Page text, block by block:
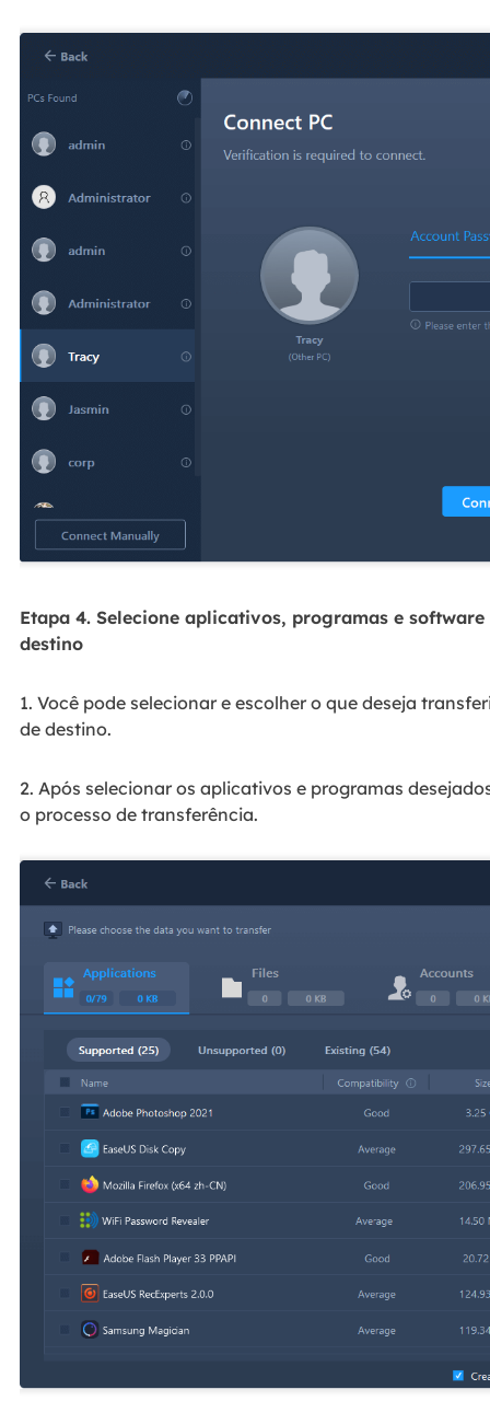
Etapa 4. Selecione aplicativos, programas e
destino
1. Você pode selecionar e escolher o que deseja
de destino.
2. Após selecionar os aplicativos e programas
o processo de transferência.